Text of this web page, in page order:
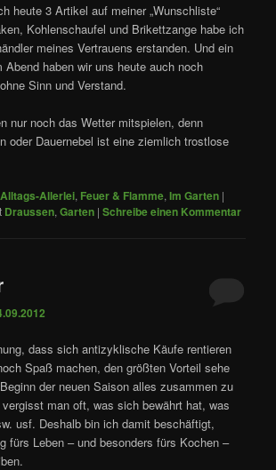
heute 3 Artikel auf meiner „Wunschliste“
Kohlenschaufel und Brikettzange habe ich
meines Vertrauens erstanden. Und ein
Abend haben wir uns heute auch noch
Sinn und Verstand.
nur noch das Wetter mitspielen, denn
oder Dauernebel ist eine ziemlich trostlose
Alltags-Allerlei, Feuer & Flamme,Im Garten |
Draussen,Garten |Schreibe einen Kommentar
dass sich antizyklische Käufe rentieren
Spaß machen, den größten Vorteil sehe
der neuen Saison alles zusammen zu
man oft, was sich bewährt hat, was
usf. Deshalb bin ich damit beschäftigt,
fürs Leben – und besonders fürs Kochen –